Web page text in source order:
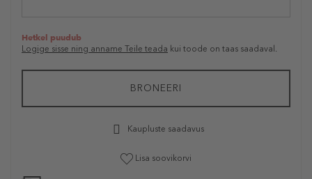
Hetkel puudub
Logige sisse ning anname Teile teada kui toode on taas saadaval.
BRONEERI
Kaupluste saadavus
Lisa soovikorvi